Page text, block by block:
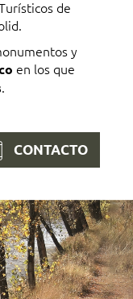
de
y
en los que
.
CONTACTO